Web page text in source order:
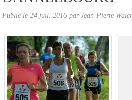
Publié le 24 juil. 2016 parJean-Pierre